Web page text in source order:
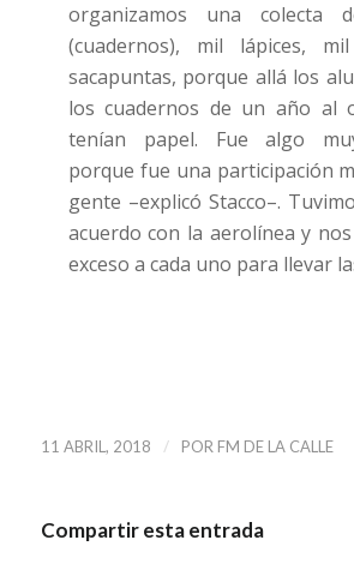
organizamos una colecta
(cuadernos), mil lápices,
sacapuntas, porque allá los
los cuadernos de un año al
tenían papel. Fue algo
porque fue una participación
gente –explicó Stacco–.
acuerdo con la aerolínea y
exceso a cada uno para llevar
11 ABRIL, 2018 / POR FM DE LA CALLE
Compartir esta entrada